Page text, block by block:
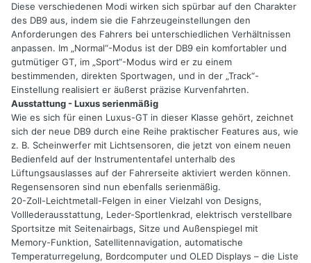
Diese verschiedenen Modi wirken sich spürbar auf den Charakter
des DB9 aus, indem sie die Fahrzeugeinstellungen den
Anforderungen des Fahrers bei unterschiedlichen Verhältnissen
anpassen. Im „Normal“-Modus ist der DB9 ein komfortabler und
gutmütiger GT, im „Sport“-Modus wird er zu einem
bestimmenden, direkten Sportwagen, und in der „Track“-
Einstellung realisiert er äußerst präzise Kurvenfahrten.
Ausstattung - Luxus serienmäßig
Wie es sich für einen Luxus-GT in dieser Klasse gehört, zeichnet
sich der neue DB9 durch eine Reihe praktischer Features aus, wie
z. B. Scheinwerfer mit Lichtsensoren, die jetzt von einem neuen
Bedienfeld auf der Instrumententafel unterhalb des
Lüftungsauslasses auf der Fahrerseite aktiviert werden können.
Regensensoren sind nun ebenfalls serienmäßig.
20-Zoll-Leichtmetall-Felgen in einer Vielzahl von Designs,
Volllederausstattung, Leder-Sportlenkrad, elektrisch verstellbare
Sportsitze mit Seitenairbags, Sitze und Außenspiegel mit
Memory-Funktion, Satellitennavigation, automatische
Temperaturregelung, Bordcomputer und OLED Displays – die Liste